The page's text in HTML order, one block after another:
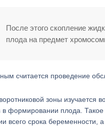
После этого скопление
плода на предмет
считается проведение
зоны изучается
в формировании плода.
всего срока беременности,